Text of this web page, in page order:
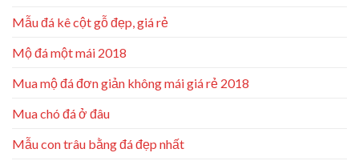
Mẫu đá kê cột gỗ đẹp, giá rẻ
Mộ đá một mái 2018
Mua mộ đá đơn giản không mái giá rẻ 2018
Mua chó đá ở đâu
Mẫu con trâu bằng đá đẹp nhất